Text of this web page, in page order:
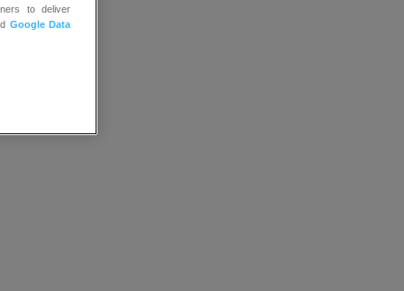
to deliver
Google Data